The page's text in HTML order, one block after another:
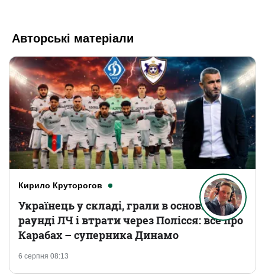
Авторські матеріали
Кирило Круторогов
6 серпня 08:13
Українець у складі, грали в основному
раунді ЛЧ і втрати через Полісся: все про
Карабах – суперника Динамо